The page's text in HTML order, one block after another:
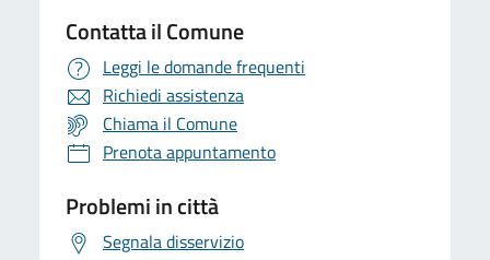
Contatta il Comune
Leggi le domande frequenti
Richiedi assistenza
Chiama il Comune
Prenota appuntamento
Problemi in città
Segnala disservizio